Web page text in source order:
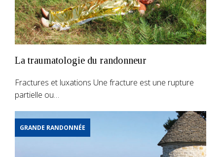
La traumatologie du randonneur
Fractures et luxations Une fracture est une rupture
partielle ou…
GRANDE RANDONNÉE